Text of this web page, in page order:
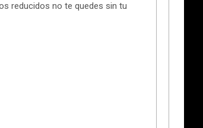
reducidos no te quedes sin tu